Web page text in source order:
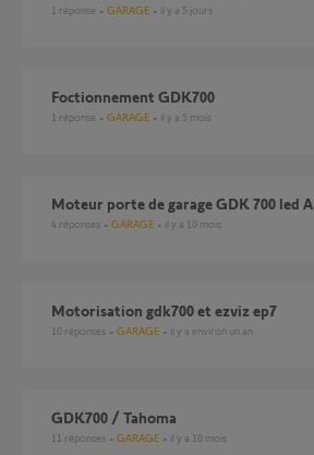
1 réponse GARAGE il y a 5 jours
foctionnement GDK700
1 réponse GARAGE il y a 5 mois
Moteur porte de garage GDK 700 led A
4 réponses GARAGE il y a 10 mois
motorisation gdk700 et ezviz ep7
10 réponses GARAGE il y a environ un an
GDK700 / Tahoma
11 réponses GARAGE il y a 10 mois